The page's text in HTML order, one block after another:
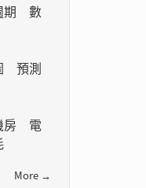
期 數
預測
房 電
More →